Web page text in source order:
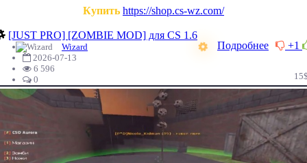
Купить https://shop.cs-wz.com/
[JUST PRO] [ZOMBIE MOD] для CS 1.6
+1
Подробнее
Wizard
2026-07-13
6 596
0